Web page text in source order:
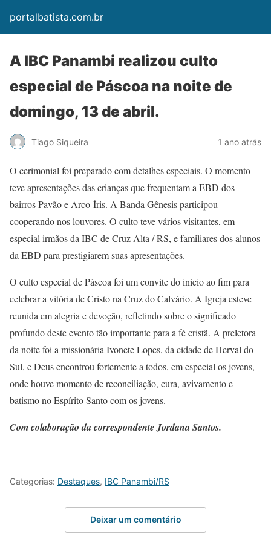
portalbatista.com.br
A IBC Panambi realizou culto
especial de Páscoa na noite de
domingo, 13 de abril.
Tiago Siqueira 1 ano atrás
O cerimonial foi preparado com detalhes especiais. O momento
teve apresentações das crianças que frequentam a EBD dos
bairros Pavão e Arco-Íris. A Banda Gênesis participou
cooperando nos louvores. O culto teve vários visitantes, em
especial irmãos da IBC de Cruz Alta / RS, e familiares dos alunos
da EBD para prestigiarem suas apresentações.
O culto especial de Páscoa foi um convite do início ao fim para
celebrar a vitória de Cristo na Cruz do Calvário. A Igreja esteve
reunida em alegria e devoção, refletindo sobre o significado
profundo deste evento tão importante para a fé cristã. A preletora
da noite foi a missionária Ivonete Lopes, da cidade de Herval do
Sul, e Deus encontrou fortemente a todos, em especial os jovens,
onde houve momento de reconciliação, cura, avivamento e
batismo no Espírito Santo com os jovens.
Com colaboração da correspondente Jordana Santos.
Categorias: Destaques, IBC Panambi/RS
Deixar um comentário